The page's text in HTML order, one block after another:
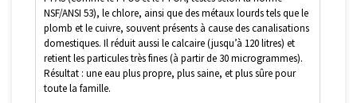
NSF/ANSI 53), le chlore, ainsi que des métaux lourds tels que le
plomb et le cuivre, souvent présents à cause des canalisations
domestiques. Il réduit aussi le calcaire (jusqu’à 120 litres) et
retient les particules très fines (à partir de 30 microgrammes).
Résultat : une eau plus propre, plus saine, et plus sûre pour
toute la famille.